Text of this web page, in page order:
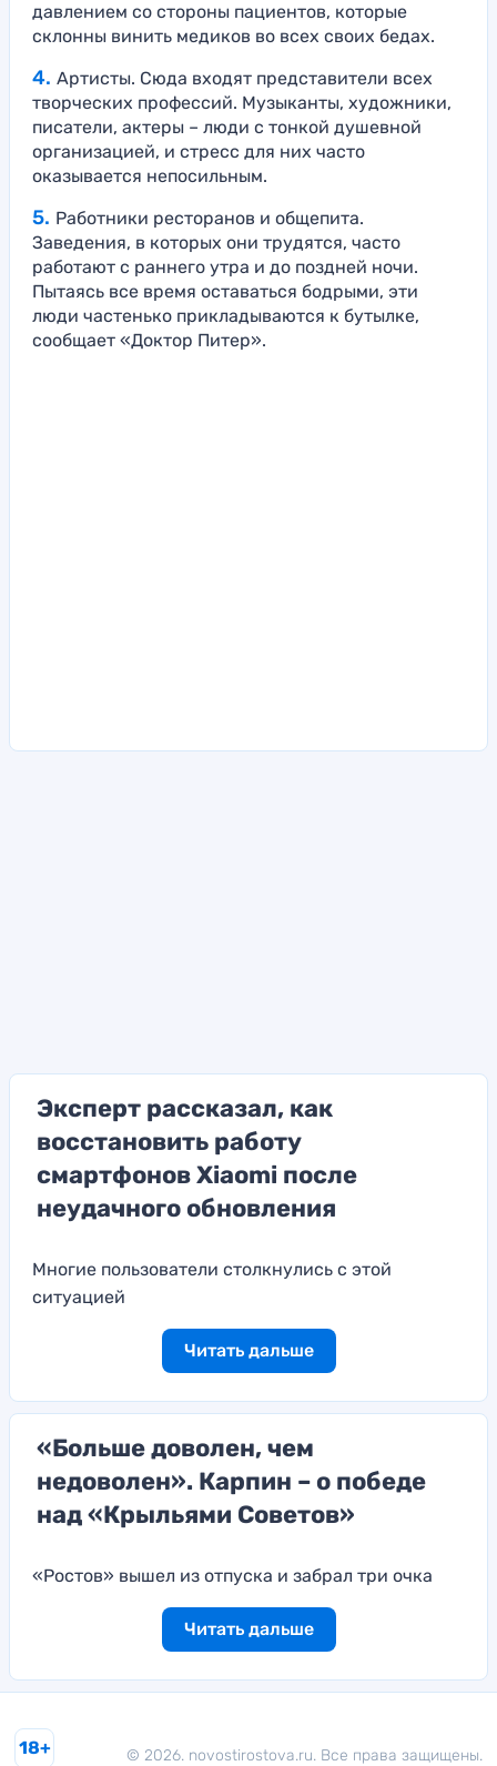
давлением со стороны пациентов, которые
склонны винить медиков во всех своих бедах.
Артисты. Сюда входят представители всех
творческих профессий. Музыканты, художники,
писатели, актеры – люди с тонкой душевной
организацией, и стресс для них часто
оказывается непосильным.
Работники ресторанов и общепита.
Заведения, в которых они трудятся, часто
работают с раннего утра и до поздней ночи.
Пытаясь все время оставаться бодрыми, эти
люди частенько прикладываются к бутылке,
сообщает «Доктор Питер».
Эксперт рассказал, как
восстановить работу
смартфонов Xiaomi после
неудачного обновления
Многие пользователи столкнулись с этой
ситуацией
Читать дальше
«Больше доволен, чем
недоволен». Карпин – о победе
над «Крыльями Советов»
«Ростов» вышел из отпуска и забрал три очка
Читать дальше
18+ © 2026. novostirostova.ru. Все права защищены.